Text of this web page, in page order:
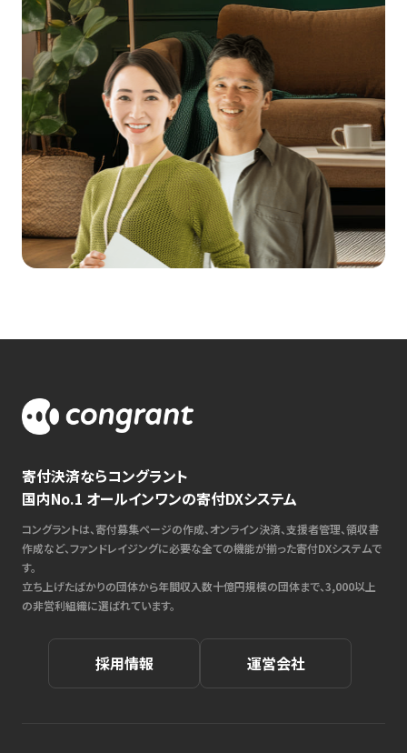
寄付決済ならコングラント
国内No.1 オールインワンの寄付DXシステム
コングラントは、寄付募集ページの作成、オンライン決済、支援者管理、領収書
作成など、ファンドレイジングに必要な全ての機能が揃った寄付DXシステムで
す。
立ち上げたばかりの団体から年間収入数十億円規模の団体まで、3,000以上
の非営利組織に選ばれています。
採用情報 運営会社